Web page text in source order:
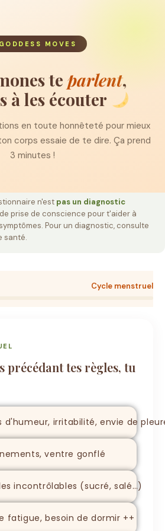
MOVES
te parlent,
à les écouter
en toute honnêteté pour mieux
corps essaie de te dire. Ça prend
3 minutes !
n'est pas un diagnostic
prise de conscience pour t'aider à
Pour un diagnostic, consulte
santé.
Cycle menstruel
précédant tes règles, tu
d'humeur, irritabilité, envie de
ventre gonflé
incontrôlables (sucré, salé…)
fatigue, besoin de dormir ++